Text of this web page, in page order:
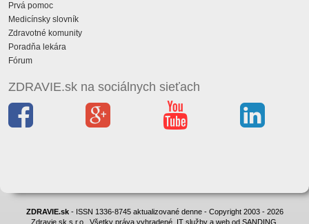
Prvá pomoc
Medicínsky slovník
Zdravotné komunity
Poradňa lekára
Fórum
ZDRAVIE.sk na sociálnych sieťach
ZDRAVIE.sk- ISSN 1336-8745 aktualizované denne - Copyright 2003 - 2026
Zdravie.sk s.r.o., Všetky práva vyhradené. IT služby a web od SANDING.